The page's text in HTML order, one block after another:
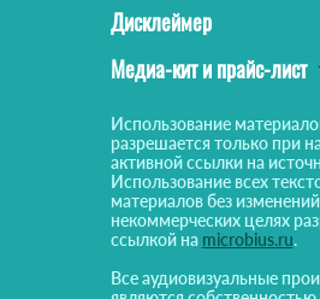
Дисклеймер
Медиа-кит и прайс-лист
Использование
разрешается только при
активной ссылки на
Использование всех
материалов без
некоммерческих целях
ссылкой на microbius.ru.
Все аудиовизуальные